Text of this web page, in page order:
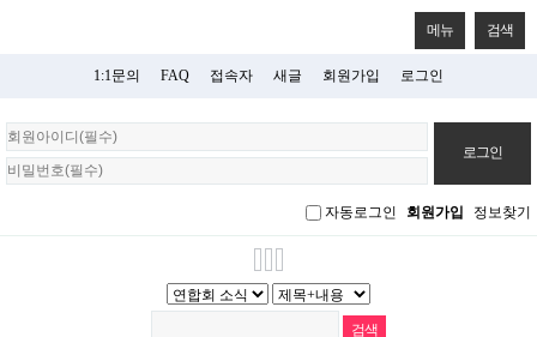
메뉴 검색
1:1문의 FAQ 접속자 새글 회원가입 로그인
회
원
로
자동로그인 회원가입 정보찾기